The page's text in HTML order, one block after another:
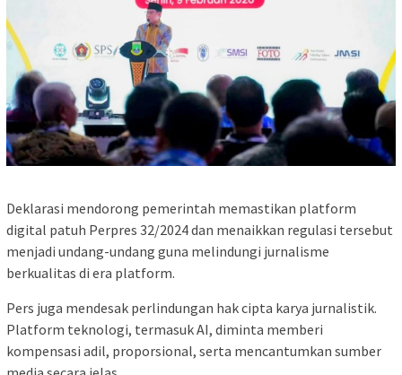
Deklarasi mendorong pemerintah memastikan platform
digital patuh Perpres 32/2024 dan menaikkan regulasi tersebut
menjadi undang-undang guna melindungi jurnalisme
berkualitas di era platform.
Pers juga mendesak perlindungan hak cipta karya jurnalistik.
Platform teknologi, termasuk AI, diminta memberi
kompensasi adil, proporsional, serta mencantumkan sumber